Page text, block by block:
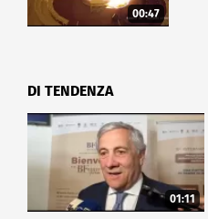
00:47
DI TENDENZA
01:11